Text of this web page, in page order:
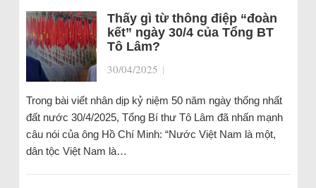
Thấy gì từ thông điệp “đoàn
kết” ngày 30/4 của Tổng BT
Tô Lâm?
30/04/2025 |
Trong bài viết nhân dịp kỷ niệm 50 năm ngày thống nhất
đất nước 30/4/2025, Tổng Bí thư Tô Lâm đã nhấn mạnh
câu nói của ông Hồ Chí Minh: “Nước Việt Nam là một,
dân tộc Việt Nam là…